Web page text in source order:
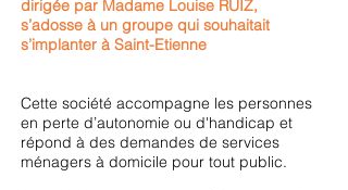
dirigée par Madame Louise RUIZ,
s’adosse à un groupe qui souhaitait
s’implanter à Saint-Etienne
Cette société accompagne les personnes
en perte d’autonomie ou d'handicap et
répond à des demandes de services
ménagers à domicile pour tout public.